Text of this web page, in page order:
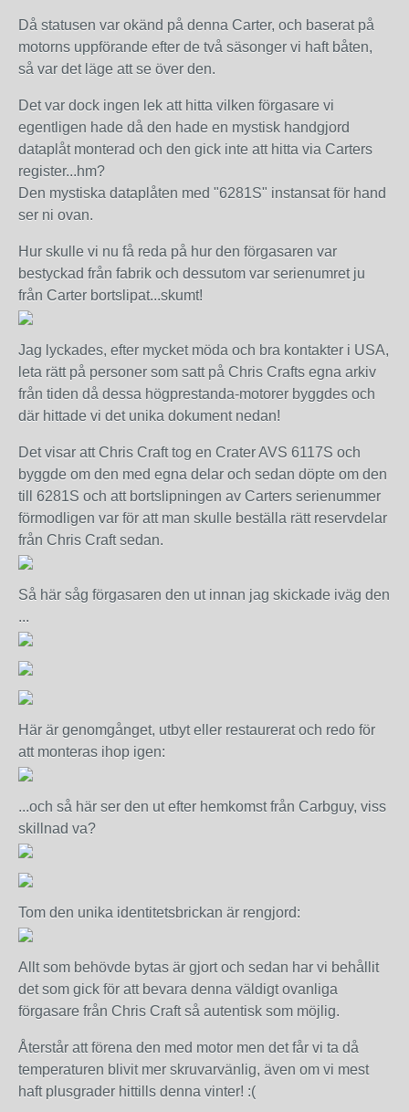
Då statusen var okänd på denna Carter, och baserat på
motorns uppförande efter de två säsonger vi haft båten,
så var det läge att se över den.
Det var dock ingen lek att hitta vilken förgasare vi
egentligen hade då den hade en mystisk handgjord
dataplåt monterad och den gick inte att hitta via Carters
register...hm?
Den mystiska dataplåten med "6281S" instansat för hand
ser ni ovan.
Hur skulle vi nu få reda på hur den förgasaren var
bestyckad från fabrik och dessutom var serienumret ju
från Carter bortslipat...skumt!
Jag lyckades, efter mycket möda och bra kontakter i USA,
leta rätt på personer som satt på Chris Crafts egna arkiv
från tiden då dessa högprestanda-motorer byggdes och
där hittade vi det unika dokument nedan!
Det visar att Chris Craft tog en Crater AVS 6117S och
byggde om den med egna delar och sedan döpte om den
till 6281S och att bortslipningen av Carters serienummer
förmodligen var för att man skulle beställa rätt reservdelar
från Chris Craft sedan.
Så här såg förgasaren den ut innan jag skickade iväg den
...
Här är genomgånget, utbyt eller restaurerat och redo för
att monteras ihop igen:
...och så här ser den ut efter hemkomst från Carbguy, viss
skillnad va?
Tom den unika identitetsbrickan är rengjord:
Allt som behövde bytas är gjort och sedan har vi behållit
det som gick för att bevara denna väldigt ovanliga
förgasare från Chris Craft så autentisk som möjlig.
Återstår att förena den med motor men det får vi ta då
temperaturen blivit mer skruvarvänlig, även om vi mest
haft plusgrader hittills denna vinter! :(